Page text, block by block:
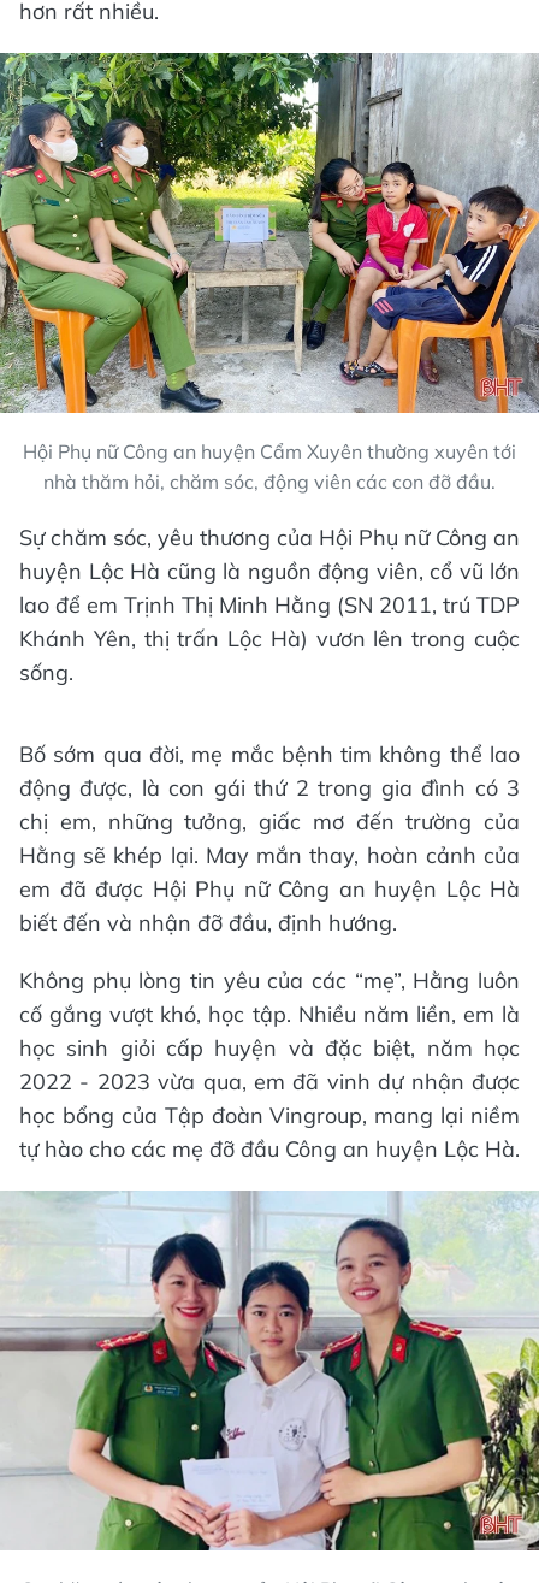
hơn rất nhiều.
Hội Phụ nữ Công an huyện Cẩm Xuyên thường xuyên tới
nhà thăm hỏi, chăm sóc, động viên các con đỡ đầu.
Sự chăm sóc, yêu thương của Hội Phụ nữ Công an
huyện Lộc Hà cũng là nguồn động viên, cổ vũ lớn
lao để em Trịnh Thị Minh Hằng (SN 2011, trú TDP
Khánh Yên, thị trấn Lộc Hà) vươn lên trong cuộc
sống.
Bố sớm qua đời, mẹ mắc bệnh tim không thể lao
động được, là con gái thứ 2 trong gia đình có 3
chị em, những tưởng, giấc mơ đến trường của
Hằng sẽ khép lại. May mắn thay, hoàn cảnh của
em đã được Hội Phụ nữ Công an huyện Lộc Hà
biết đến và nhận đỡ đầu, định hướng.
Không phụ lòng tin yêu của các “mẹ”, Hằng luôn
cố gắng vượt khó, học tập. Nhiều năm liền, em là
học sinh giỏi cấp huyện và đặc biệt, năm học
2022 - 2023 vừa qua, em đã vinh dự nhận được
học bổng của Tập đoàn Vingroup, mang lại niềm
tự hào cho các mẹ đỡ đầu Công an huyện Lộc Hà.